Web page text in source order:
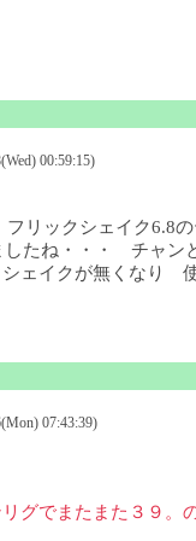
00:59:15)
リックシェイク6.8
したね・・・ チャン
ェイクが無くなり
07:43:39)
グでまたまた３９。